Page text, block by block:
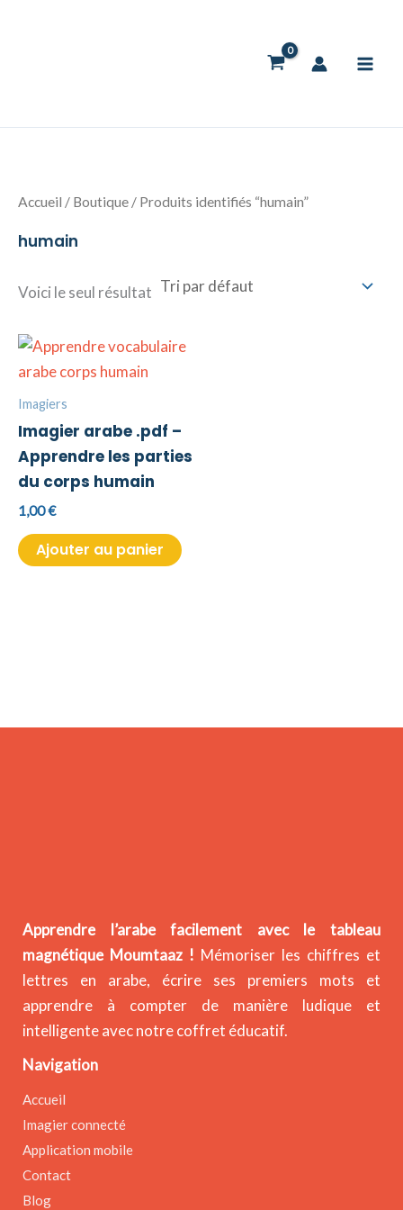
Accueil / Boutique / Produits identifiés “humain”
humain
Voici le seul résultat
Imagiers
Imagier arabe .pdf –
Apprendre les parties
du corps humain
1,00€
Ajouter au panier
Apprendre l’arabe facilement avec le tableau
magnétique Moumtaaz ! Mémoriser les chiffres et
lettres en arabe, écrire ses premiers mots et
apprendre à compter de manière ludique et
intelligente avec notre coffret éducatif.
Navigation
Accueil
Imagier connecté
Application mobile
Contact
Blog